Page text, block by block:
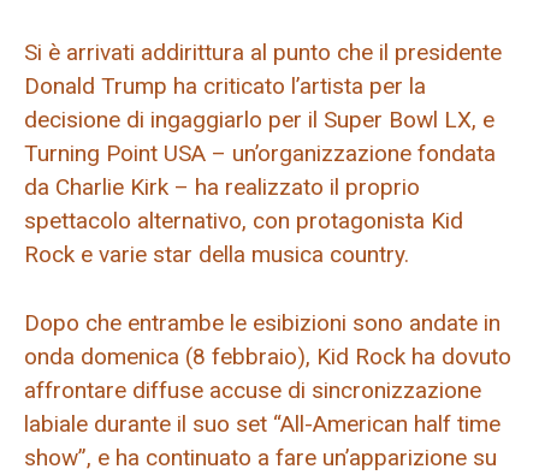
Si è arrivati ​​addirittura al punto che il presidente
Donald Trump ha criticato l’artista per la
decisione di ingaggiarlo per il Super Bowl LX, e
Turning Point USA – un’organizzazione fondata
da Charlie Kirk – ha realizzato il proprio
spettacolo alternativo, con protagonista Kid
Rock e varie star della musica country.
Dopo che entrambe le esibizioni sono andate in
onda domenica (8 febbraio), Kid Rock ha dovuto
affrontare diffuse accuse di sincronizzazione
labiale durante il suo set “All-American half time
show”, e ha continuato a fare un’apparizione su